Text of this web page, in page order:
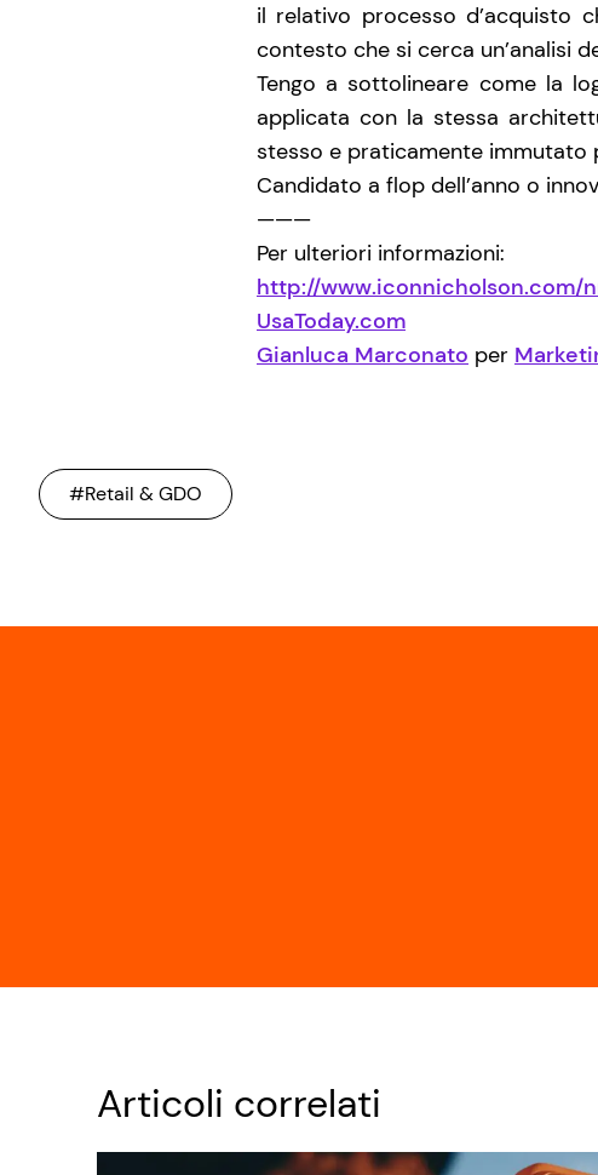
il relativo processo d’acquisto
contesto che si cerca un’analisi
Tengo a sottolineare come la
applicata con la stessa
stesso e praticamente immutato
Candidato a flop dell’anno o
———
Per ulteriori informazioni:
http://www.iconnicholson.com/
UsaToday.com
Gianluca Marconato per
#Retail & GDO
Articoli correlati